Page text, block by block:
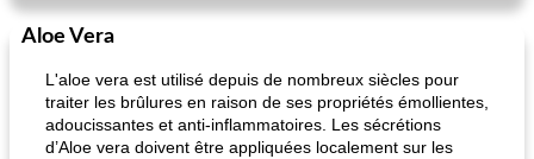
Aloe Vera
L'aloe vera est utilisé depuis de nombreux siècles pour
traiter les brûlures en raison de ses propriétés émollientes,
adoucissantes et anti-inflammatoires. Les sécrétions
d’Aloe vera doivent être appliquées localement sur les